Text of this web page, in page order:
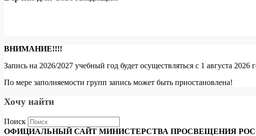
ВНИМАНИЕ!!!!
Запись на 2026/2027 учебный год будет осуществляться с 1 августа
По мере заполняемости групп запись может быть приостановлена!
Хочу найти
Поиск
ОФИЦИАЛЬНЫЙ САЙТ МИНИСТЕРСТВА ПРОСВЕЩЕНИЯ